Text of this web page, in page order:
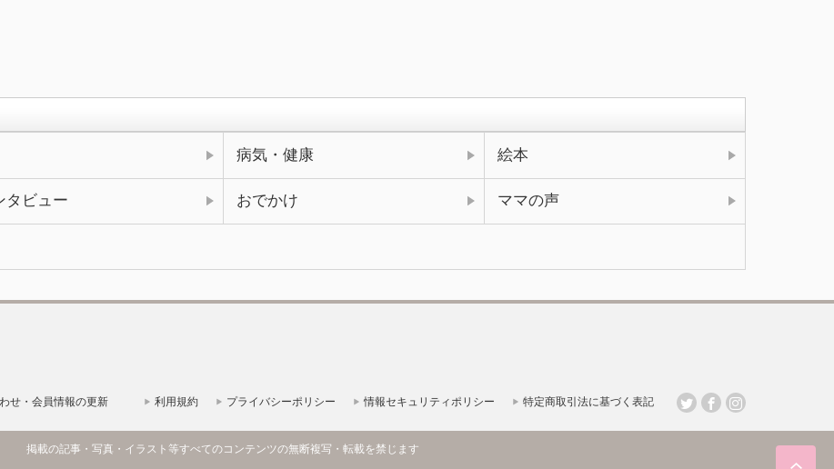
病気・健康 絵本
タビュー おでかけ ママの声
せ・会員情報の更新 利用規約 プライバシーポリシー 情報セキュリティポリシー 特定商取引法に基づく表記
掲載の記事・写真・イラスト等すべてのコンテンツの無断複写・転載を禁じます